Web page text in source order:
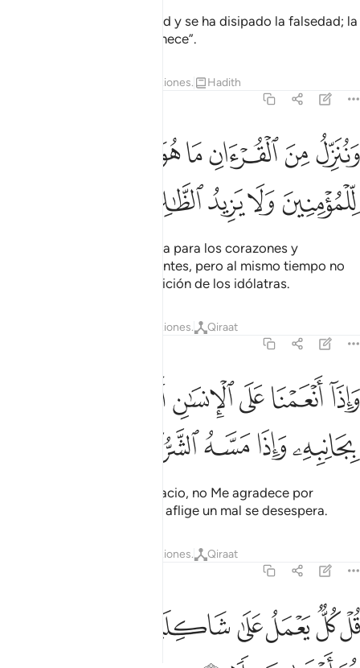
Y di: “Ha triunfado la Verdad y se ha disipado la falsedad; la
falsedad siempre se desvanece”.
Reflexiones. Hadith
وننزل من القران ما هو شفاء ورحمة للمومنين ولا يزيد الظالمين الا
وَنُنَزِّلُ مِنَ ٱلْقُرْءَانِ مَا هُوَ شِفَآءٌۭ وَرَحْمَةٌۭ لِّلْمُؤْمِنِينَ ۙ وَلَا يَزِيدُ
ﲔﲕﲖﲗﲘ
ﲛﲜﲝﲞ
Revelé el Corán, que es cura para los corazones y
misericordia para los creyentes, pero al mismo tiempo no
hace sino aumentar la perdición de los idólatras.
Reflexiones. Qiraat
واذا انعمنا على الانسان اعرض وناى بجانبه واذا مسه الشر كان ييوسا ٨٣
وَإِذَآ أَنْعَمْنَا عَلَى ٱلْإِنسَـٰنِ أَعْرَضَ وَنَـَٔا بِجَانِبِهِۦ ۖ وَإِذَا مَسَّهُ ٱلشَّرُّ كَانَ
ﲢﲣﲤﲥﲦ
ﲨﲩﲪﲫﲬ
El incrédulo, cuando lo agracio, no Me agradece por
arrogancia; pero cuando lo aflige un mal se desespera.
Reflexiones. Qiraat
قل كل يعمل على شاكلته فربكم اعلم بمن هو اهدى سبيلا ٨٤
قُلْ كُلٌّۭ يَعْمَلُ عَلَىٰ شَاكِلَتِهِۦ فَرَبُّكُمْ أَعْلَمُ بِمَنْ هُوَ أَهْدَىٰ سَبِيلًۭا ٨٤
ﲯﲰﲱﲲﲳ